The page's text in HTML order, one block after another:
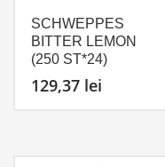
SCHWEPPES
BITTER LEMON
(250 ST*24)
129,37 lei